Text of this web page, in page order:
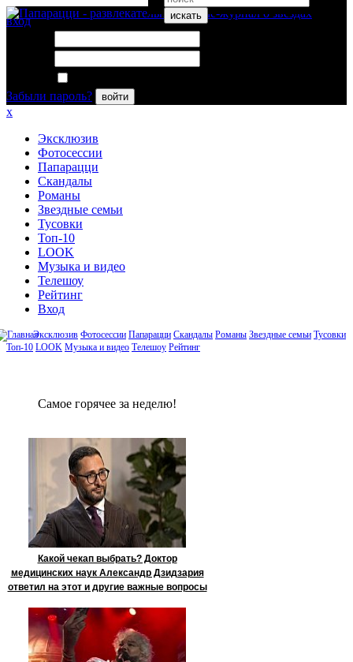
искать
вход
Забыли пароль?
войти
x
Эксклюзив
Фотосессии
Папарацци
Скандалы
Романы
Звездные семьи
Тусовки
Топ-10
LOOK
Музыка и видео
Телешоу
Рейтинг
Вход
Эксклюзив Фотосессии Папарацци Скандалы Романы Звездные семьи Тусовки
Топ-10 LOOK Музыка и видео Телешоу Рейтинг
Сaмое гoрячее за неделю!
Какой чекап выбрать? Доктор
медицинских наук Александр Дзидзария
ответил на этот и другие важные вопросы